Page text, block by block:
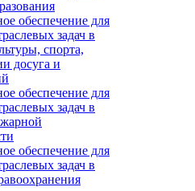
обеспечение для
задач в
спорта,
досуга и
обеспечение для
задач в
обеспечение для
задач в